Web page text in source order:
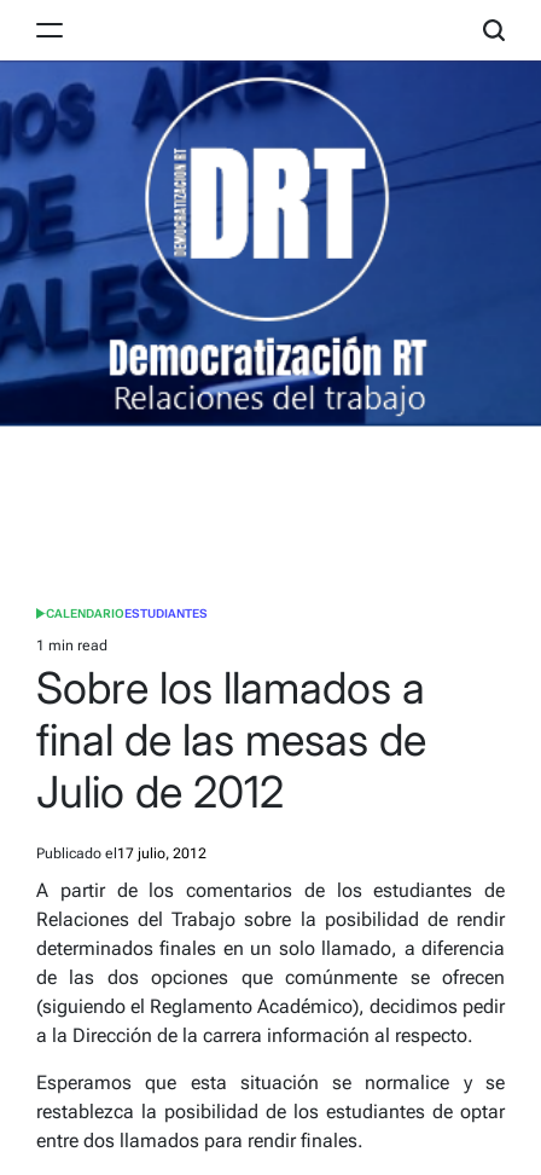
RT
POSTED
IN
CALENDARIOESTUDIANTES
Estimated
read
time
1 min read
Sobre los llamados a
final de las mesas de
Julio de 2012
Publicado el 17 julio, 2012
A partir de los comentarios de los estudiantes de
Relaciones del Trabajo sobre la posibilidad de rendir
determinados finales en un solo llamado, a diferencia
de las dos opciones que comúnmente se ofrecen
(siguiendo el Reglamento Académico), decidimos pedir
a la Dirección de la carrera información al respecto.
Esperamos que esta situación se normalice y se
restablezca la posibilidad de los estudiantes de optar
entre dos llamados para rendir finales.